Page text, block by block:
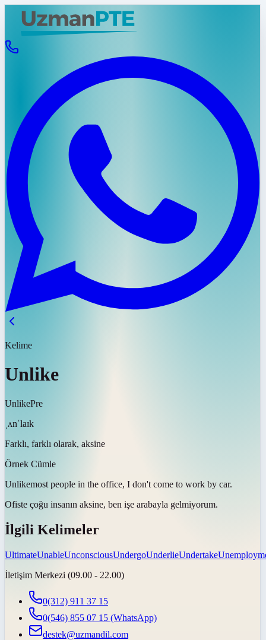
Kelime
Unlike
UnlikePre
ˌʌnˈlaɪk
Farklı, farklı olarak, aksine
Örnek Cümle
Unlikemost people in the office, I don't come to work by car.
Ofiste çoğu insanın aksine, ben işe arabayla gelmiyorum.
İlgili Kelimeler
UltimateUnableUnconsciousUndergoUnderlieUndertake
İletişim Merkezi (09.00 - 22.00)
0(312) 911 37 15
0(546) 855 07 15 (WhatsApp)
destek@uzmandil.com